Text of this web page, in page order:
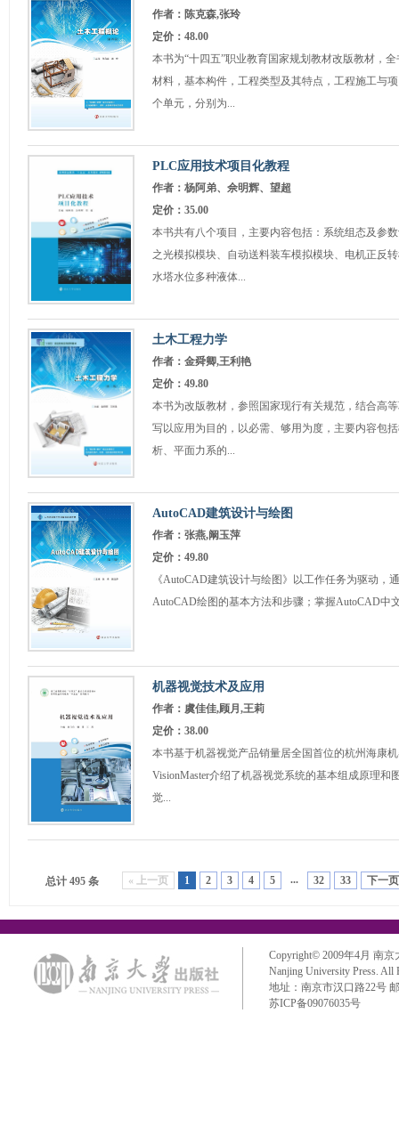
作者：陈克森,张玲
定价：48.00
本书为“十四五”职业教育国家规划教材改版教材，
材料，基本构件，工程类型及其特点，工程施工与
个单元，分别为...
PLC应用技术项目化教程
作者：杨阿弟、佘明辉、望超
定价：35.00
本书共有八个项目，主要内容包括：系统组态及参
之光模拟模块、自动送料装车模拟模块、电机正反
水塔水位多种液体...
土木工程力学
作者：金舜卿,王利艳
定价：49.80
本书为改版教材，参照国家现行有关规范，结合高
写以应用为目的，以必需、够用为度，主要内容包
析、平面力系的...
AutoCAD建筑设计与绘图
作者：张燕,阚玉萍
定价：49.80
《AutoCAD建筑设计与绘图》以工作任务为驱动，
AutoCAD绘图的基本方法和步骤；掌握AutoCAD中
机器视觉技术及应用
作者：虞佳佳,顾月,王莉
定价：38.00
本书基于机器视觉产品销量居全国首位的杭州海康
VisionMaster介绍了机器视觉系统的基本组成原理和
觉...
总计 495 条 « 上一页 1 2 3 4 5 ... 32 33 下一
Copyright© 2009年4月 南京
Nanjing University Press. All
地址：南京市汉口路22号
苏ICP备09076035号